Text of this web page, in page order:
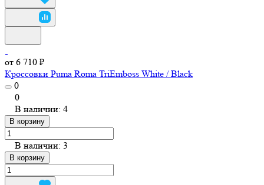
от 6 710 ₽
Кроссовки Puma Roma TriEmboss White / Black
0
0
В наличии: 4
В корзину
В наличии: 3
В корзину